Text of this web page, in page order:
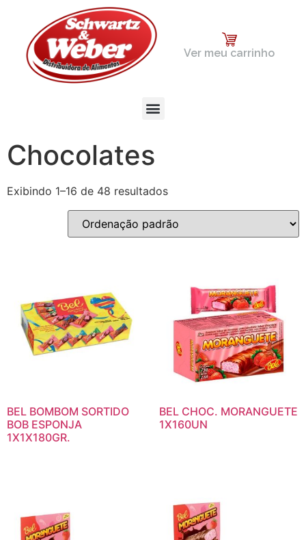
Ver meu carrinho
Chocolates
Exibindo 1–16 de 48 resultados
BEL BOMBOM SORTIDO
BOB ESPONJA
1X1X180GR.
BEL CHOC. MORANGUETE
1X160UN